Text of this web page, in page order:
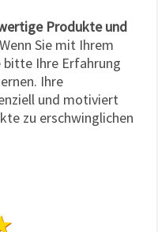
Produkte und
Wenn Sie mit Ihrem
bitte Ihre Erfahrung
Ihre
und motiviert
zu erschwinglichen
Sterne